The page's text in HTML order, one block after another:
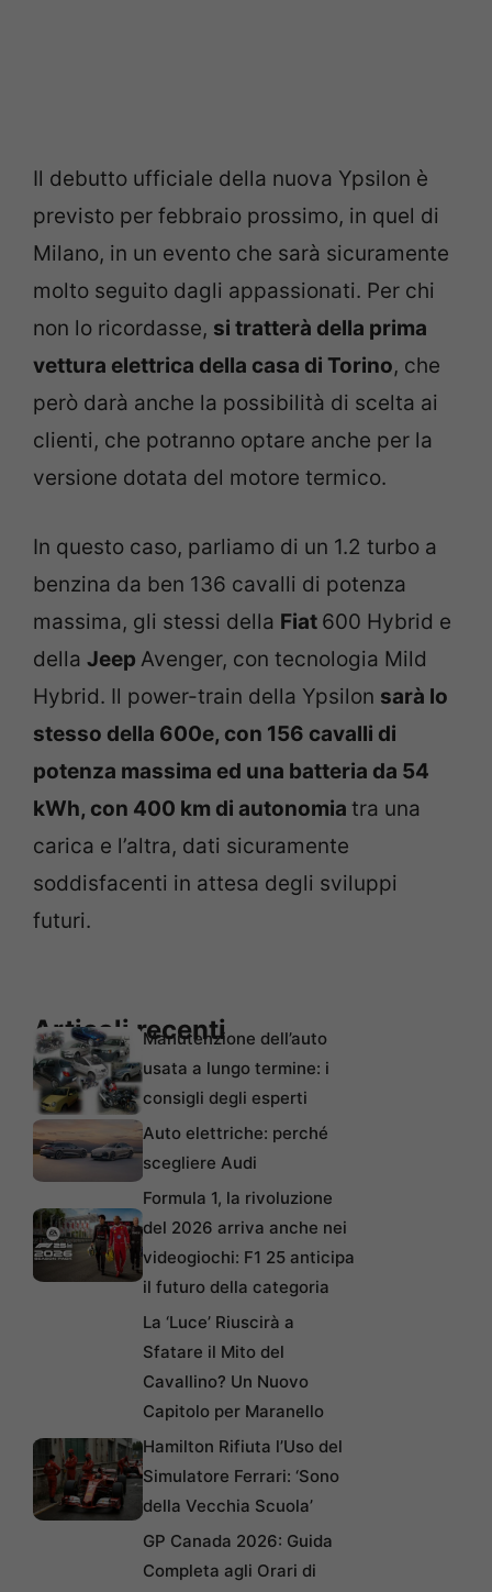
Il debutto ufficiale della nuova Ypsilon è
previsto per febbraio prossimo, in quel di
Milano, in un evento che sarà sicuramente
molto seguito dagli appassionati. Per chi
non lo ricordasse, si tratterà della prima
vettura elettrica della casa di Torino, che
però darà anche la possibilità di scelta ai
clienti, che potranno optare anche per la
versione dotata del motore termico.
In questo caso, parliamo di un 1.2 turbo a
benzina da ben 136 cavalli di potenza
massima, gli stessi della Fiat 600 Hybrid e
della Jeep Avenger, con tecnologia Mild
Hybrid. Il power-train della Ypsilon sarà lo
stesso della 600e, con 156 cavalli di
potenza massima ed una batteria da 54
kWh, con 400 km di autonomia tra una
carica e l’altra, dati sicuramente
soddisfacenti in attesa degli sviluppi
futuri.
Articoli recentiManutenzione dell’auto
usata a lungo termine: i
consigli degli esperti
Auto elettriche: perché
scegliere Audi
Formula 1, la rivoluzione
del 2026 arriva anche nei
videogiochi: F1 25 anticipa
il futuro della categoria
La ‘Luce’ Riuscirà a
Sfatare il Mito del
Cavallino? Un Nuovo
Capitolo per Maranello
Hamilton Rifiuta l’Uso del
Simulatore Ferrari: ‘Sono
della Vecchia Scuola’
GP Canada 2026: Guida
Completa agli Orari di